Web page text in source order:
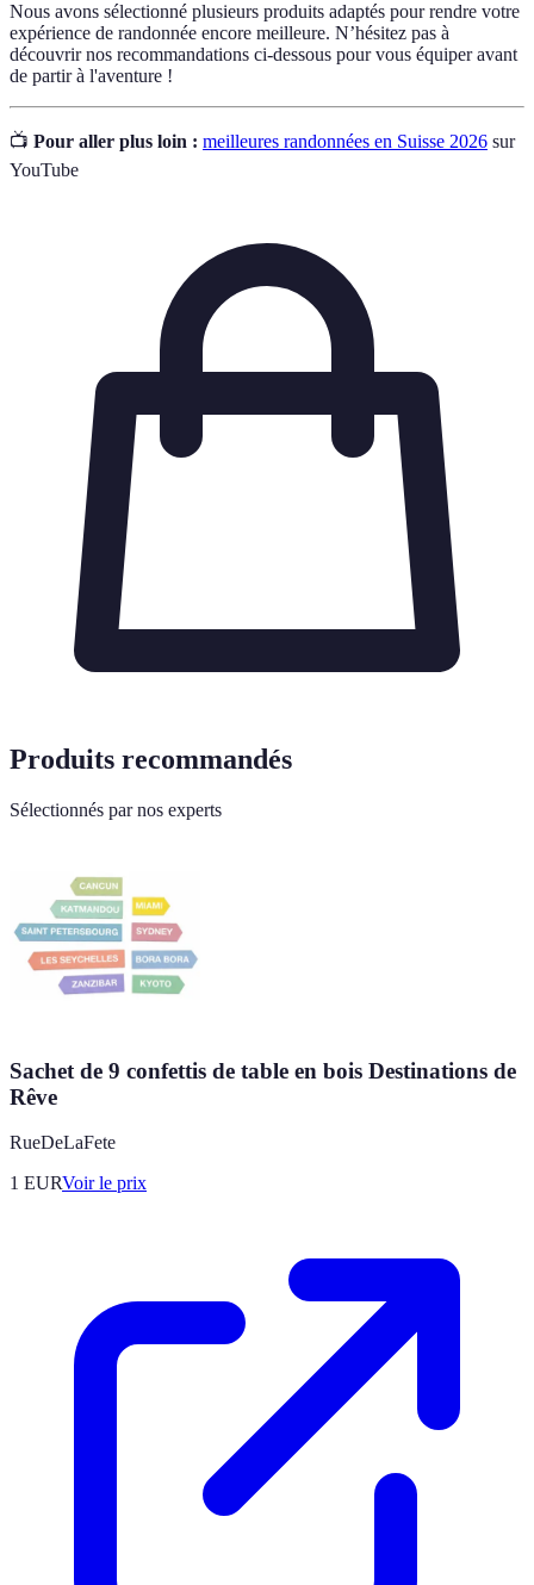
Nous avons sélectionné plusieurs produits adaptés pour rendre votre
expérience de randonnée encore meilleure. N’hésitez pas à
découvrir nos recommandations ci-dessous pour vous équiper avant
de partir à l'aventure !
📺 Pour aller plus loin : meilleures randonnées en Suisse 2026 sur
YouTube
Produits recommandés
Sélectionnés par nos experts
Sachet de 9 confettis de table en bois Destinations de
Rêve
RueDeLaFete
1 EURVoir le prix